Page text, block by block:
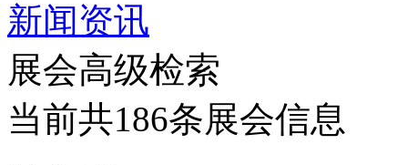
新闻资讯
展会高级检索
当前共186条展会信息